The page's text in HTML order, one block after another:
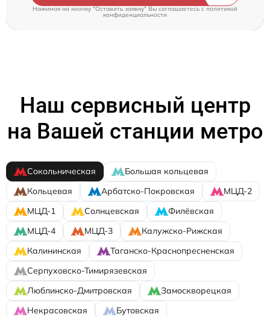
Нажимая на кнопку "Оставить заявку" Вы соглашаетесь cполитикой
конфиденциальности
Наш сервисный центр
на Вашей станции метро
Сокольническая
Большая кольцевая
Кольцевая
Арбатско-Покровская
МЦД-2
МЦД-1
Солнцевская
Филёвская
МЦД-4
МЦД-3
Калужско-Рижская
Калининская
Таганско-Краснопресненская
Серпуховско-Тимирязевская
Люблинско-Дмитровская
Замоскворецкая
Некрасовская
Бутовская